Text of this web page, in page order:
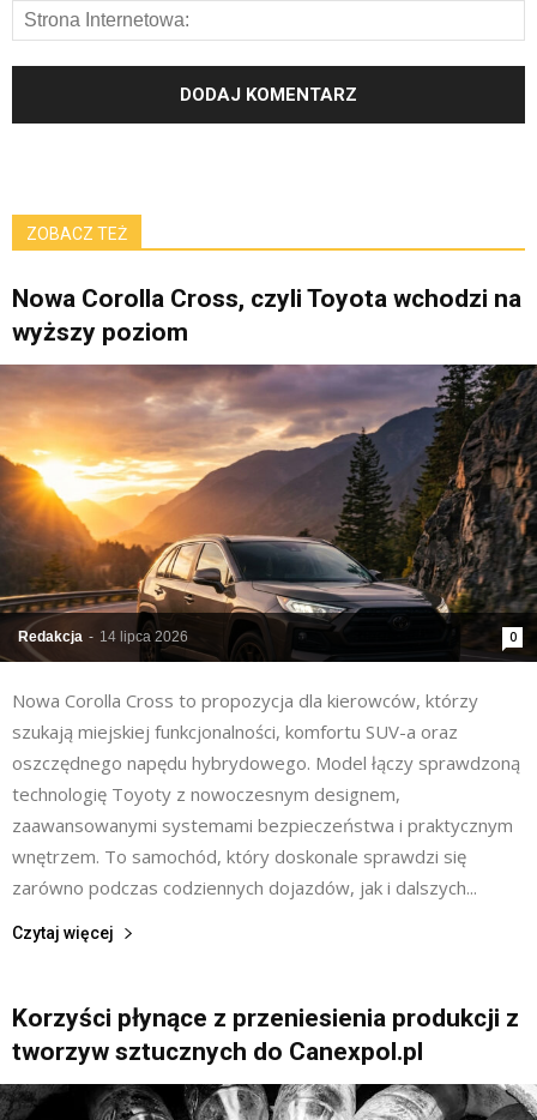
ZOBACZ TEŻ
Nowa Corolla Cross, czyli Toyota wchodzi na
wyższy poziom
Redakcja - 14 lipca 2026 0
Nowa Corolla Cross to propozycja dla kierowców, którzy
szukają miejskiej funkcjonalności, komfortu SUV-a oraz
oszczędnego napędu hybrydowego. Model łączy sprawdzoną
technologię Toyoty z nowoczesnym designem,
zaawansowanymi systemami bezpieczeństwa i praktycznym
wnętrzem. To samochód, który doskonale sprawdzi się
zarówno podczas codziennych dojazdów, jak i dalszych...
Czytaj więcej
Korzyści płynące z przeniesienia produkcji z
tworzyw sztucznych do Canexpol.pl